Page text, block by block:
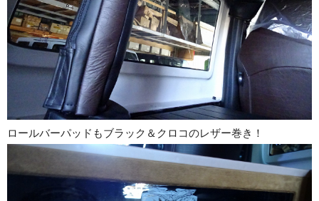
ロールバーパッドもブラック＆クロコのレザー巻き！